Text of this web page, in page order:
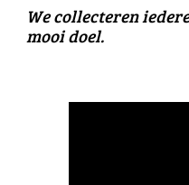
We collecteren
mooi doel.